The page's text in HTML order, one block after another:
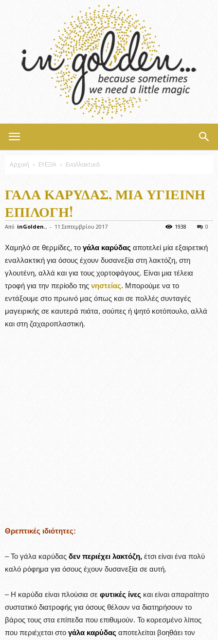
Αρχική ΕΥΕΞΙΑ Εναλλακτικά
ΓΆΛΑ ΚΑΡΎΔΑΣ, ΜΙΑ ΥΓΙΕΙΝΉ
ΕΠΙΛΟΓΉ!
Από inGolden.. - 11 Σεπτεμβρίου 2017 0
1938
Χαμηλό σε θερμίδες, το γάλα καρύδας αποτελεί μία εξαιρετική
εναλλακτική για όσους έχουν δυσανεξία στη λακτόζη, στη
γλουτένη, αλλά και για τους χορτοφάγους. Είναι μια τέλεια
τροφή για την περίοδο της νηστείας. Μπορούμε να το
εντάξουμε στο πρωινό μας όπως και σε πολλές συνταγές
μαγειρικής σε καυτερά πιάτα, σούπες ή ψητό κοτόπουλο, αλλά
και στη ζαχαροπλαστική.
Θρεπτικές ιδιότητες:
– Το γάλα καρύδας δεν περιέχει λακτόζη, έτσι είναι ένα πολύ
καλό ρόφημα για όσους έχουν δυσανεξία σε αυτή.
– Η καρύδα είναι πλούσια σε φυτικές ίνες και είναι απαραίτητο
συστατικό διατροφής για όσους θέλουν να διατηρήσουν το
βάρος τους στα επίπεδα που επιθυμούν. Το κορεσμένο λίπος
που περιέχεται στο γάλα καρύδας αποτελείται βοηθάει τον